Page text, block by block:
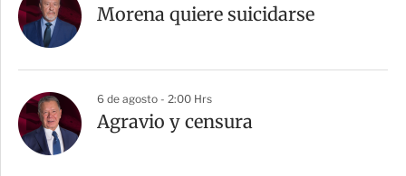
Morena quiere suicidarse
6 de agosto - 2:00 Hrs
Agravio y censura